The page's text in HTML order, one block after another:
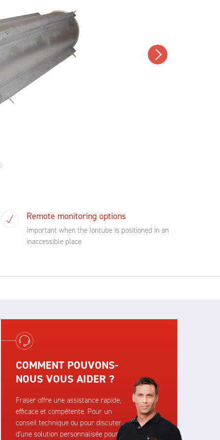
Remote monitoring options
Important when the Iontube is positioned in an
inaccessible place
COMMENT POUVONS-
NOUS VOUS AIDER ?
Fraser offre une assistance rapide,
efficace et compétente. Pour un
conseil technique ou pour discuter
d'une solution personnalisée pour